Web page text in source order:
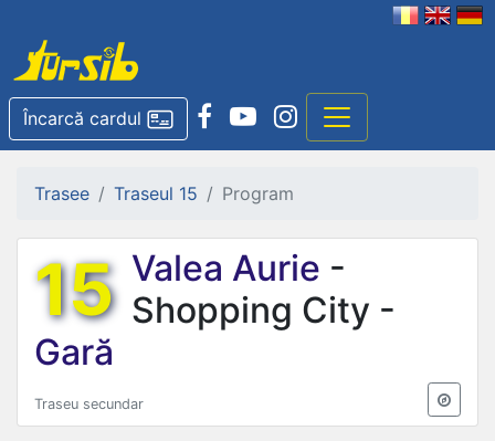
Încarcă cardul
Trasee Traseul 15 Program
15 Valea Aurie -
Shopping City -
Gară
Traseu secundar